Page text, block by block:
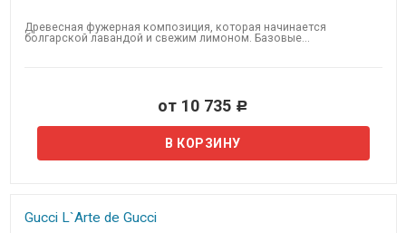
Древесная фужерная композиция, которая начинается
болгарской лавандой и свежим лимоном. Базовые...
от 10 735 Р
Gucci L`Arte de Gucci